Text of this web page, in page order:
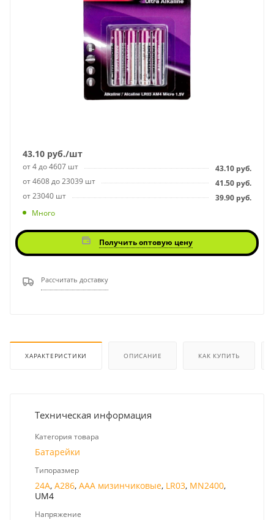
43.10 руб./шт
от 4 до 4607 шт 43.10 руб.
от 4608 до 23039 шт
41.50 руб.
от 23040 шт
39.90 руб.
Много
Получить оптовую цену
Рассчитать доставку
ХАРАКТЕРИСТИКИ ОПИСАНИЕ КАК КУПИТЬ
Техническая информация
Категория товара
Батарейки
Типоразмер
24A, A286, AAA мизинчиковые, LR03, MN2400,
UM4
Напряжение